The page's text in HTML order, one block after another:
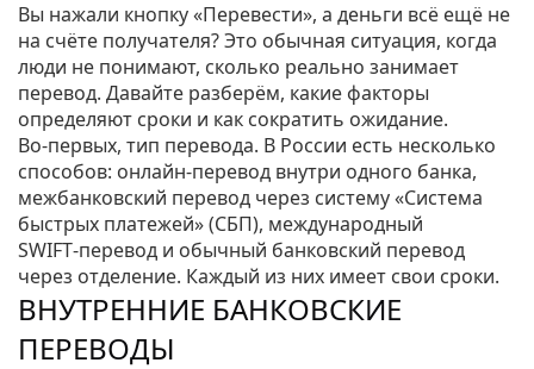
Вы нажали кнопку «Перевести», а деньги всё ещё не
на счёте получателя? Это обычная ситуация, когда
люди не понимают, сколько реально занимает
перевод. Давайте разберём, какие факторы
определяют сроки и как сократить ожидание.
Во-первых, тип перевода. В России есть несколько
способов: онлайн‑перевод внутри одного банка,
межбанковский перевод через систему «Система
быстрых платежей» (СБП), международный
SWIFT‑перевод и обычный банковский перевод
через отделение. Каждый из них имеет свои сроки.
ВНУТРЕННИЕ БАНКОВСКИЕ
ПЕРЕВОДЫ